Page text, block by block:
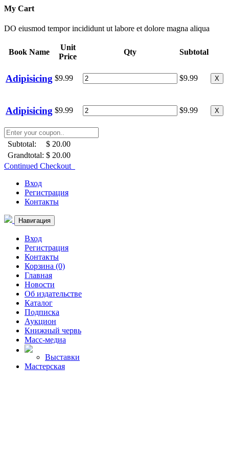
My Cart
DO eiusmod tempor incididunt ut labore et dolore magna aliqua
Book Name
Unit
Price
Qty Subtotal
Adipisicing $9.99 $9.99 X
Adipisicing $9.99 $9.99 X
Subtotal:
$ 20.00
Grandtotal: $ 20.00
Continued Checkout
Вход
Регистрация
Контакты
Навигация
Вход
Регистрация
Контакты
Корзина (0)
Главная
Новости
Об издательстве
Каталог
Подписка
Аукцион
Книжный червь
Масс-медиа
Выставки
Мастерская